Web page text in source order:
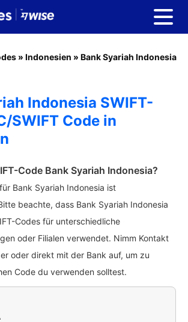
» Indonesien » Bank Syariah Indonesia
Indonesia SWIFT-
SWIFT Code in
Code Bank Syariah Indonesia?
Bank Syariah Indonesia ist
beachte, dass Bank Syariah Indonesia
Codes für unterschiedliche
oder Filialen verwendet. Nimm Kontakt
oder direkt mit der Bank auf, um zu
Code du verwenden solltest.